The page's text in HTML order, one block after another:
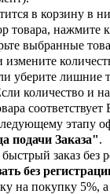
в корзину в
товара, нажмите
выбранные
измените
уберите лишние
количество и
соответствует
этапу
подачи Заказа".
заказ без
без
на покупку 5%, а